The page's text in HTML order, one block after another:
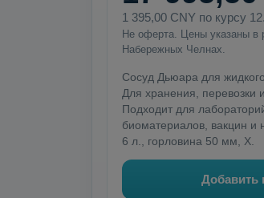
1 395,00 CNY по курсу
Не оферта. Цены указаны в
Набережных Челнах.
Сосуд Дьюара для
Для хранения, перевозки
Подходит для
биоматериалов, вакцин
6 л., горловина 50 мм, X.
Добавить